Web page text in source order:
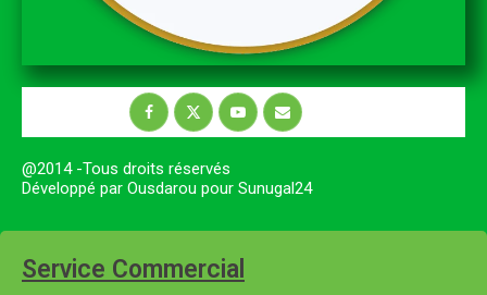
@2014 -Tous droits réservés
Développé par Ousdarou pour Sunugal24
Service Commercial